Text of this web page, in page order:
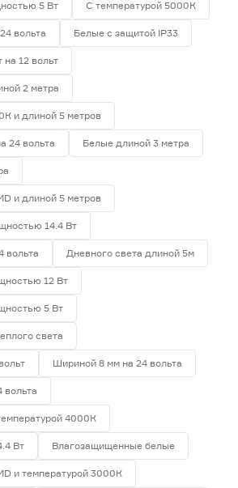
5 Вт С температурой 5000К
вольта Белые с защитой IP33
12 вольт
2 метра
и длиной 5 метров
24 вольта Белые длиной 3 метра
и длиной 5 метров
14.4 Вт
вольта Дневного света длиной 5м
12 Вт
5 Вт
света
Шириной 8 мм на 24 вольта
4000К
Вт Влагозащищенные белые
и температурой 3000К